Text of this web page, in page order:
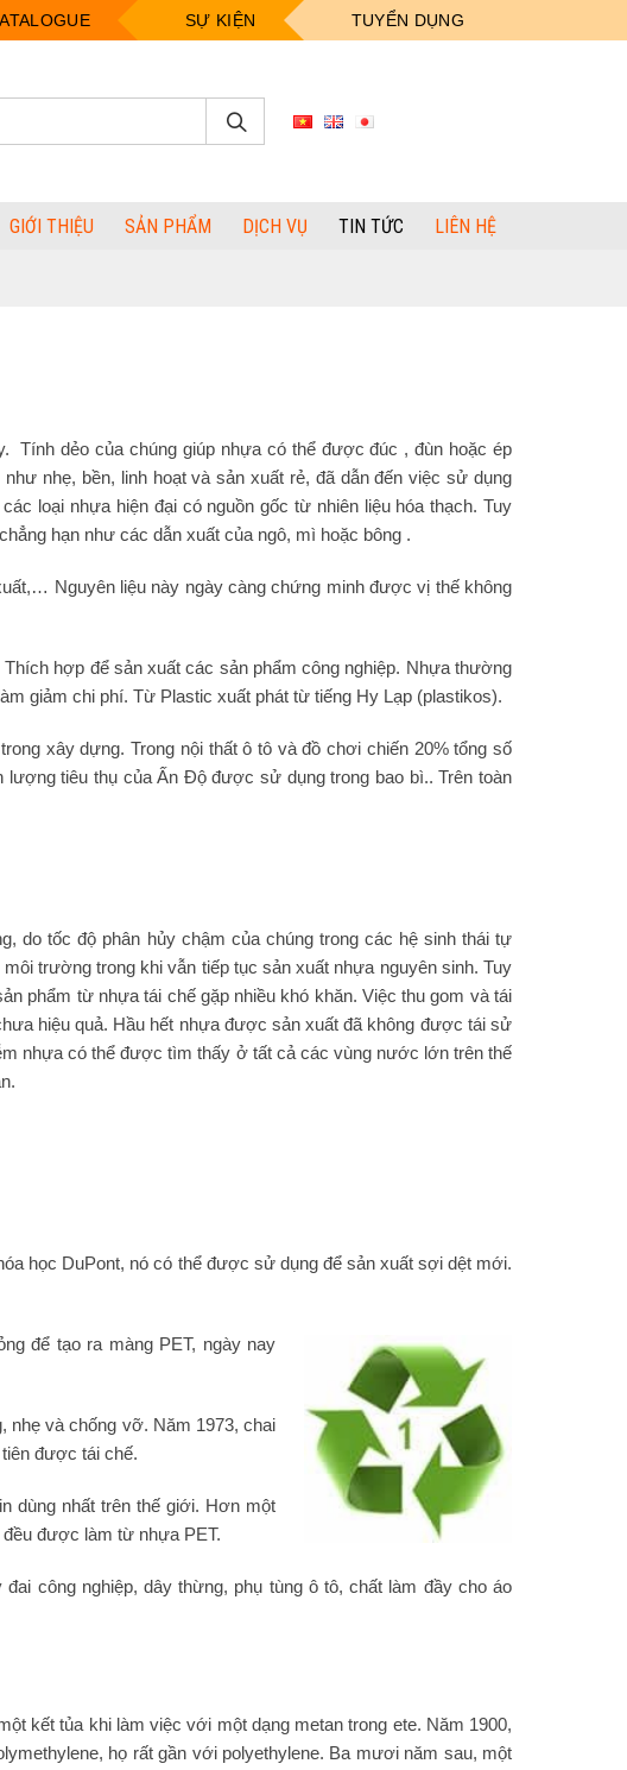
SỰ KIỆN TUYỂN DỤNG
GIỚI THIỆU SẢN PHẨM DỊCH VỤ TIN TỨC LIÊN HỆ
Tính dẻo của chúng giúp nhựa có thể được đúc , đùn hoặc ép
nhẹ, bền, linh hoạt và sản xuất rẻ, đã dẫn đến việc sử dụng
loại nhựa hiện đại có nguồn gốc từ nhiên liệu hóa thạch. Tuy
hạn như các dẫn xuất của ngô, mì hoặc bông .
Nguyên liệu này ngày càng chứng minh được vị thế không
hợp để sản xuất các sản phẩm công nghiệp. Nhựa thường
giảm chi phí. Từ Plastic xuất phát từ tiếng Hy Lạp (plastikos).
xây dựng. Trong nội thất ô tô và đồ chơi chiến 20% tổng số
tiêu thụ của Ấn Độ được sử dụng trong bao bì.. Trên toàn
do tốc độ phân hủy chậm của chúng trong các hệ sinh thái tự
trường trong khi vẫn tiếp tục sản xuất nhựa nguyên sinh. Tuy
phẩm từ nhựa tái chế gặp nhiều khó khăn. Việc thu gom và tái
hiệu quả. Hầu hết nhựa được sản xuất đã không được tái sử
nhựa có thể được tìm thấy ở tất cả các vùng nước lớn trên thế
học DuPont, nó có thể được sử dụng để sản xuất sợi dệt mới.
để tạo ra màng PET, ngày nay
nhẹ và chống vỡ. Năm 1973, chai
được tái chế.
dùng nhất trên thế giới. Hơn một
được làm từ nhựa PET.
công nghiệp, dây thừng, phụ tùng ô tô, chất làm đầy cho áo
kết tủa khi làm việc với một dạng metan trong ete. Năm 1900,
họ rất gần với polyethylene. Ba mươi năm sau, một